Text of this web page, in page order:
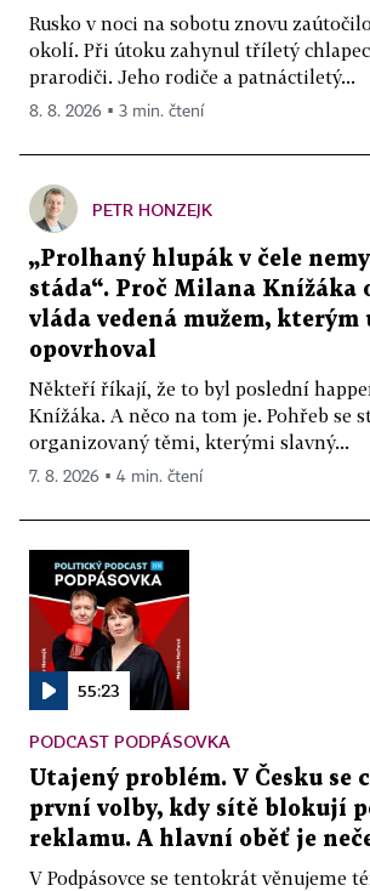
Rusko v noci na sobotu znovu
okolí. Při útoku zahynul tříletý
prarodiči. Jeho rodiče a patnáctiletý...
8. 8. 2026 ▪ 3 min. čtení
PETR HONZEJK
„Prolhaný hlupák v čele
stáda“. Proč Milana Knížáka
vláda vedená mužem, kterým
opovrhoval
Někteří říkají, že to byl poslední
Knížáka. A něco na tom je. Pohřeb se
organizovaný těmi, kterými slavný...
7. 8. 2026 ▪ 4 min. čtení
55:23
PODCAST PODPÁSOVKA
Utajený problém. V Česku se
první volby, kdy sítě blokují
reklamu. A hlavní oběť je
V Podpásovce se tentokrát věnujeme